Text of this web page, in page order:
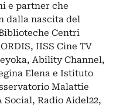
e partner che
dalla nascita del
Centri
IISS Cine TV
Ability Channel,
Elena e Istituto
Malattie
Social, Radio Aidel22,